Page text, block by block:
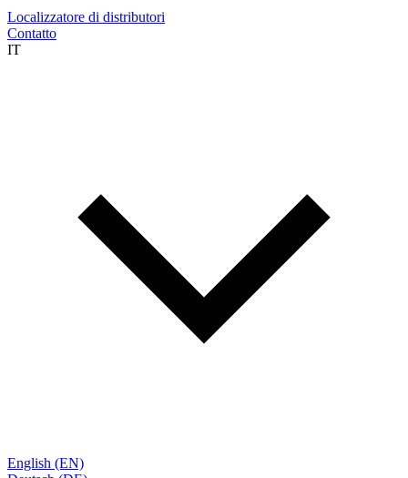
Localizzatore di distributori
Contatto
IT
English (EN)